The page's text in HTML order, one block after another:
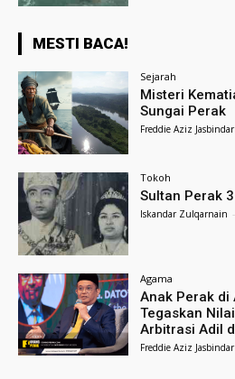
MESTI BACA!
Sejarah
Misteri
Sungai Perak
Freddie Aziz Jasbindar
Tokoh
Sultan Perak
Iskandar Zulqarnain -
Agama
Anak Perak di
Tegaskan
Arbitrasi Adil
Freddie Aziz Jasbindar